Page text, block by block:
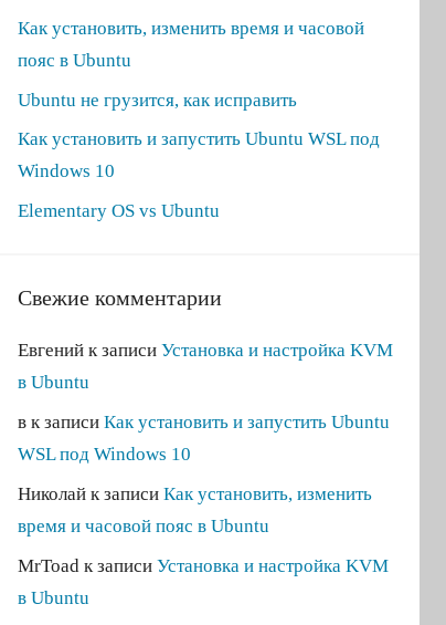
Как установить, изменить время и часовой
пояс в Ubuntu
Ubuntu не грузится, как исправить
Как установить и запустить Ubuntu WSL под
Windows 10
Elementary OS vs Ubuntu
Свежие комментарии
Евгенийк записи Установка и настройка KVM
в Ubuntu
вк записи Как установить и запустить Ubuntu
WSL под Windows 10
Николайк записи Как установить, изменить
время и часовой пояс в Ubuntu
MrToadк записи Установка и настройка KVM
в Ubuntu